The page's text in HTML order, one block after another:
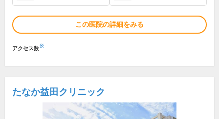
この医院の詳細をみる
アクセス数※
たなか益田クリニック